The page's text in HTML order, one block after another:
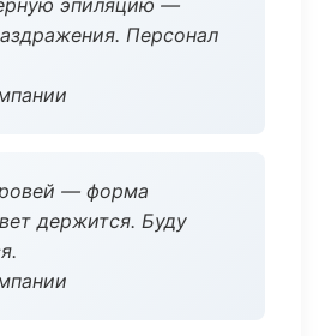
эпиляцию —
Персонал
— форма
держится. Буду